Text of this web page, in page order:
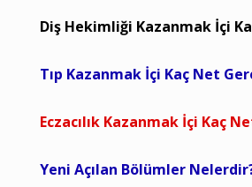
Diş Hekimliği Kazanmak İçi
Tıp Kazanmak İçi Kaç Net
Eczacılık Kazanmak İçi Kaç
Yeni Açılan Bölümler